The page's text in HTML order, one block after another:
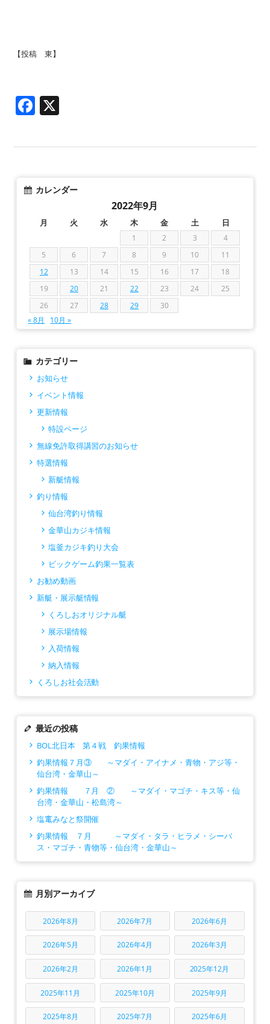
【投稿 東】
Facebook
カレンダー
2022年9月
月 火 水 木 金 土 日
1 2 3
4
5
6 7 8 9 10
11
12
13 14 15 16 17
18
19
20 21 22 23 24
25
26
27 28 29
30
« 8月
10月 »
カテゴリー
お知らせ
イベント情報
更新情報
特設ページ
無線免許取得講習のお知らせ
特選情報
新艇情報
釣り情報
仙台湾釣り情報
金華山カジキ情報
塩釜カジキ釣り大会
ビックゲーム釣果一覧表
お勧め動画
新艇・展示艇情報
くろしおオリジナル艇
展示場情報
入荷情報
納入情報
くろしお社会活動
最近の投稿
BOL北日本 第４戦 釣果情報
釣果情報７月③ ～マダイ・アイナメ・青物・アジ等・
仙台湾・金華山～
釣果情報 ７月 ② ～マダイ・マゴチ・キス等・仙
台湾・金華山・松島湾～
塩竃みなと祭開催
釣果情報 ７月 ～マダイ・タラ・ヒラメ・シーバ
ス・マゴチ・青物等・仙台湾・金華山～
月別アーカイブ
2026年8月 2026年7月 2026年6月
2026年5月 2026年4月 2026年3月
2026年2月 2026年1月 2025年12月
2025年11月 2025年10月 2025年9月
2025年8月 2025年7月 2025年6月